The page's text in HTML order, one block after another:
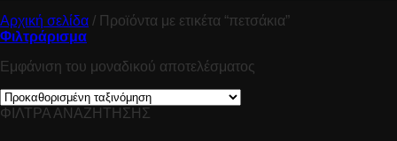
Αρχική σελίδα / Προϊόντα με ετικέτα “πετσάκια”
Φιλτράρισμα
Εμφάνιση του μοναδικού αποτελέσματος
ΦΙΛΤΡΑ ΑΝΑΖΗΤΗΣΗΣ